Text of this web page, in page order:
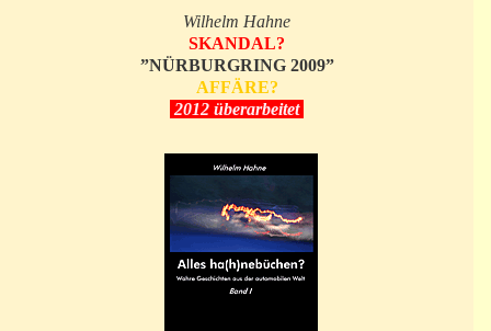
Wilhelm Hahne
SKANDAL?
”NÜRBURGRING 2009”
AFFÄRE?
2012 überarbeitet